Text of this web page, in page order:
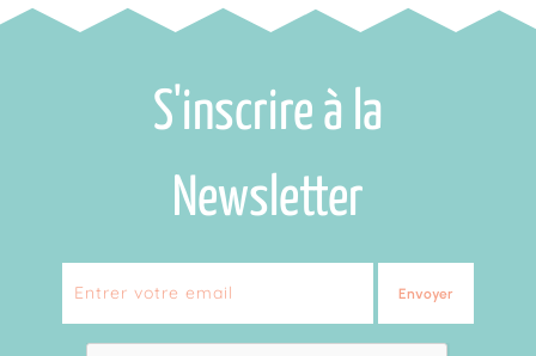
S'inscrire à la
Newsletter
Envoyer